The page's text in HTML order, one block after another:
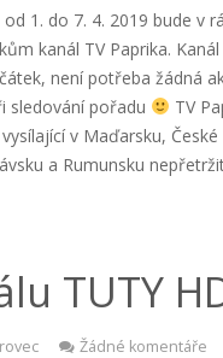
1. do 7. 4. 2019 bude v
kanál TV Paprika.
není potřeba žádná
sledování pořadu
TV
v Maďarsku, České
a Rumunsku
TUTY
Žádné komentáře